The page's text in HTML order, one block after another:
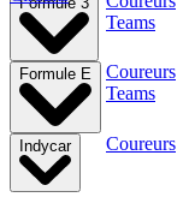
Teams
Formule E
Coureurs
Teams
Indycar Coureurs